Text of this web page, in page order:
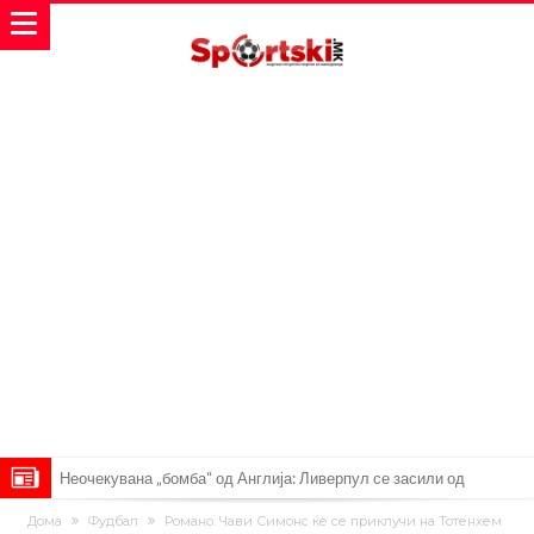
Неочекувана „бомба“ од Англија: Ливерпул се засили од
Барселона!
Тикет на денот (сабота, 08.08.2026)
Дома Фудбал Романо: Чави Симонс ќе се приклучи на Тотенхем